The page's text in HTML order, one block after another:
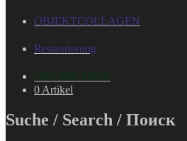
OBJEKTCOLLAGEN
Restaurierung
ONLINE-SHOP
0 Artikel
Suche / Search / Поиск